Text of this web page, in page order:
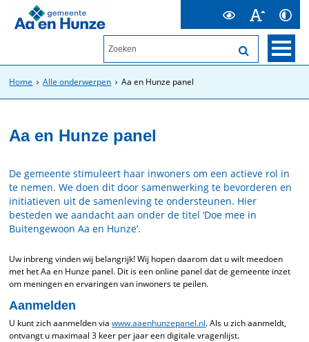
Home Alle onderwerpen Aa en Hunze panel
Aa en Hunze panel
De gemeente stimuleert haar inwoners om een actieve rol in
te nemen. We doen dit door samenwerking te bevorderen en
initiatieven uit de samenleving te ondersteunen. Hier
besteden we aandacht aan onder de titel ‘Doe mee in
Buitengewoon Aa en Hunze’.
Uw inbreng vinden wij belangrijk! Wij hopen daarom dat u wilt meedoen
met het Aa en Hunze panel. Dit is een online panel dat de gemeente inzet
om meningen en ervaringen van inwoners te peilen.
Aanmelden
U kunt zich aanmelden viawww.aaenhunzepanel.nl. Als u zich aanmeldt,
ontvangt u maximaal 3 keer per jaar een digitale vragenlijst.